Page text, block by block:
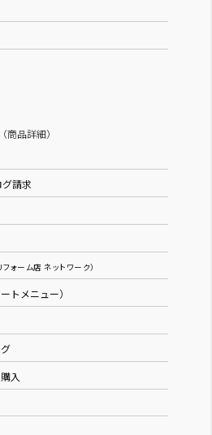
商品詳細）
請求
フォーム店 ネットワーク）
トメニュー）
入